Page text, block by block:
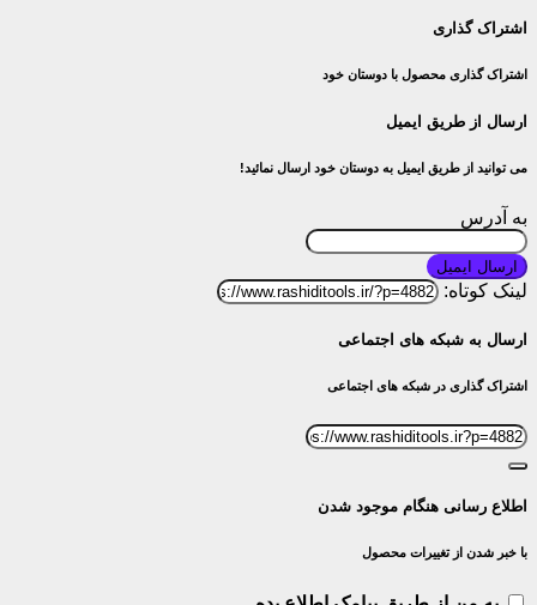
اشتراک گذاری
اشتراک گذاری محصول با دوستان خود
ارسال از طریق ایمیل
می توانید از طریق ایمیل به دوستان خود ارسال نمائید!
به آدرس
ارسال ایمیل
لینک کوتاه:
ارسال به شبکه های اجتماعی
اشتراک گذاری در شبکه های اجتماعی
اطلاع رسانی هنگام موجود شدن
با خبر شدن از تغییرات محصول